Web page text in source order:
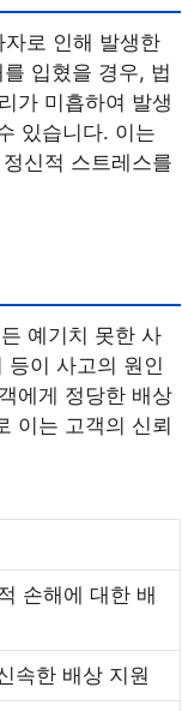
로 인해 발생한
입혔을 경우, 법
가 미흡하여 발생
있습니다. 이는
신적 스트레스를
예기치 못한 사
등이 사고의 원인
에게 정당한 배상
이는 고객의 신뢰
손해에 대한 배
속한 배상 지원